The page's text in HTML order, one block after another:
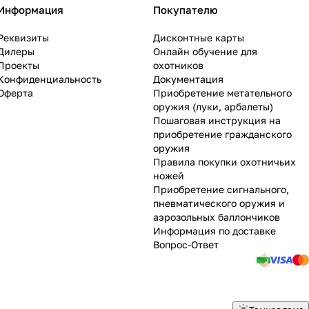
Покупателю
Дисконтные карты
Онлайн обучение для
охотников
Документация
Приобретение метательного
оружия (луки, арбалеты)
Пошаговая инструкция на
приобретение гражданского
оружия
Правила покупки охотничьих
ножей
Приобретение сигнального,
пневматического оружия и
аэрозольных баллончиков
Информация по доставке
Вопрос-Ответ